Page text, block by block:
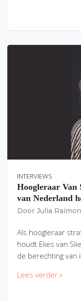
INTERVIEWS
Hoogleraar Van
van Nederland
Door Julia
Als hoogleraar
houdt Elies van
de berechting van
Lees verder »